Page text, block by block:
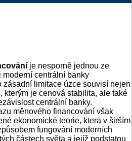
je nesporně jednou ze
centrální banky
zásadní limitace úzce souvisí nejen
kterým je cenová stabilita, ale také
centrální banky.
měnového financování však
ekonomické teorie, která v širším
fungování moderních
částech světa a jejíž podstatou